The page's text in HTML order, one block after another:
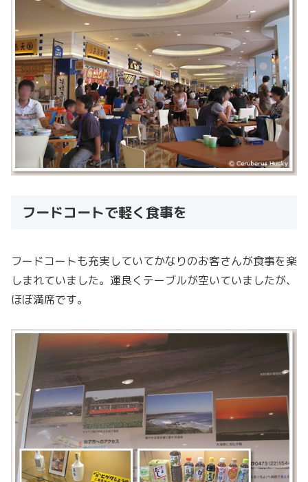
フードコートで軽く食事を
フードコートも充実していてかなりのお客さんが食事を楽
しまれていました。運良くテーブルが空いていましたが、
ほぼ満席です。